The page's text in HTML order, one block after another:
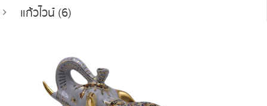
แก้วไวน์ (6)